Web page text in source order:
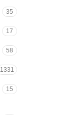
35
17
58
1331
15